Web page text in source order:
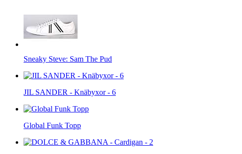
Sneaky Steve: Sam The Pud
JIL SANDER - Knäbyxor - 6
Global Funk Topp